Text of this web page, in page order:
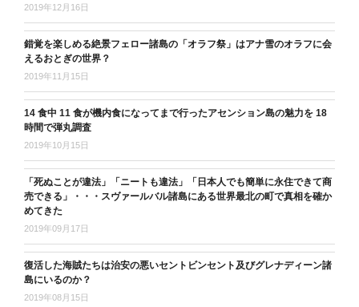
2019年12月16日
錯覚を楽しめる絶景フェロー諸島の「オラフ祭」はアナ雪のオラフに会
えるおとぎの世界？
2019年11月15日
14 食中 11 食が機内食になってまで行ったアセンション島の魅力を 18
時間で弾丸調査
2019年10月15日
「死ぬことが違法」「ニートも違法」「日本人でも簡単に永住できて商
売できる」・・・スヴァールバル諸島にある世界最北の町で真相を確か
めてきた
2019年09月17日
復活した海賊たちは治安の悪いセントビンセント及びグレナディーン諸
島にいるのか？
2019年08月15日